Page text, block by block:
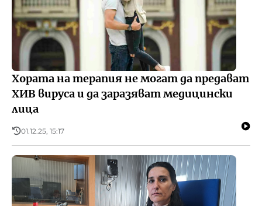
Хората на терапия не могат да предават
ХИВ вируса и да заразяват медицински
лица
01.12.25, 15:17